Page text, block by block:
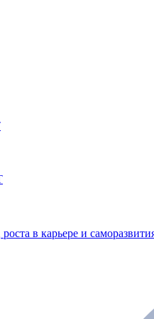
в карьере и